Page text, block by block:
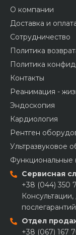
О компании
Доставка и
Сотрудничество
Политика
Политика
Контакты
Реанимация -
Эндоскопия
Кардиология
Рентген
Ультразвуковое
Функциональные
Сервисная
+38 (044) 350
Отдел
+38 (067) 167